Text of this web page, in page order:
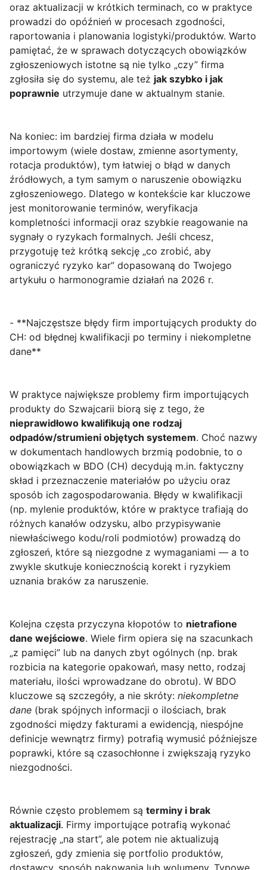
oraz aktualizacji w krótkich terminach, co w praktyce
prowadzi do opóźnień w procesach zgodności,
raportowania i planowania logistyki/produktów. Warto
pamiętać, że w sprawach dotyczących obowiązków
zgłoszeniowych istotne są nie tylko „czy” firma
zgłosiła się do systemu, ale też jak szybko i jak
poprawnie utrzymuje dane w aktualnym stanie.
Na koniec: im bardziej firma działa w modelu
importowym (wiele dostaw, zmienne asortymenty,
rotacja produktów), tym łatwiej o błąd w danych
źródłowych, a tym samym o naruszenie obowiązku
zgłoszeniowego. Dlatego w kontekście kar kluczowe
jest monitorowanie terminów, weryfikacja
kompletności informacji oraz szybkie reagowanie na
sygnały o ryzykach formalnych. Jeśli chcesz,
przygotuję też krótką sekcję „co zrobić, aby
ograniczyć ryzyko kar” dopasowaną do Twojego
artykułu o harmonogramie działań na 2026 r.
- **Najczęstsze błędy firm importujących produkty do
CH: od błędnej kwalifikacji po terminy i niekompletne
dane**
W praktyce największe problemy firm importujących
produkty do Szwajcarii biorą się z tego, że
nieprawidłowo kwalifikują one rodzaj
odpadów/strumieni objętych systemem. Choć nazwy
w dokumentach handlowych brzmią podobnie, to o
obowiązkach w BDO (CH) decydują m.in. faktyczny
skład i przeznaczenie materiałów po użyciu oraz
sposób ich zagospodarowania. Błędy w kwalifikacji
(np. mylenie produktów, które w praktyce trafiają do
różnych kanałów odzysku, albo przypisywanie
niewłaściwego kodu/roli podmiotów) prowadzą do
zgłoszeń, które są niezgodne z wymaganiami — a to
zwykle skutkuje koniecznością korekt i ryzykiem
uznania braków za naruszenie.
Kolejna częsta przyczyna kłopotów to nietrafione
dane wejściowe. Wiele firm opiera się na szacunkach
„z pamięci” lub na danych zbyt ogólnych (np. brak
rozbicia na kategorie opakowań, masy netto, rodzaj
materiału, ilości wprowadzane do obrotu). W BDO
kluczowe są szczegóły, a nie skróty: niekompletne
dane (brak spójnych informacji o ilościach, brak
zgodności między fakturami a ewidencją, niespójne
definicje wewnątrz firmy) potrafią wymusić późniejsze
poprawki, które są czasochłonne i zwiększają ryzyko
niezgodności.
Równie często problemem są terminy i brak
aktualizacji. Firmy importujące potrafią wykonać
rejestrację „na start”, ale potem nie aktualizują
zgłoszeń, gdy zmienia się portfolio produktów,